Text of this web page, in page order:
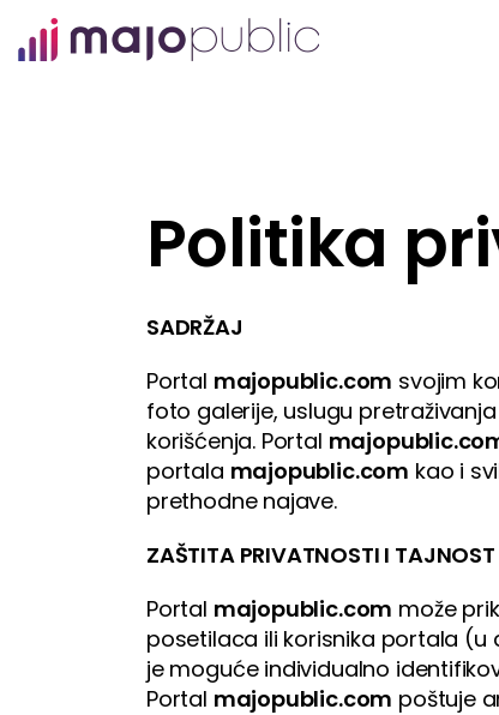
Politika
SADRŽAJ
Portal majopublic.com svojim
foto galerije, uslugu
korišćenja. Portal
portala majopublic.com kao i
prethodne najave.
ZAŠTITA PRIVATNOSTI I
Portal majopublic.com može
posetilaca ili korisnika portala (u
je moguće individualno
Portal majopublic.com poštuje